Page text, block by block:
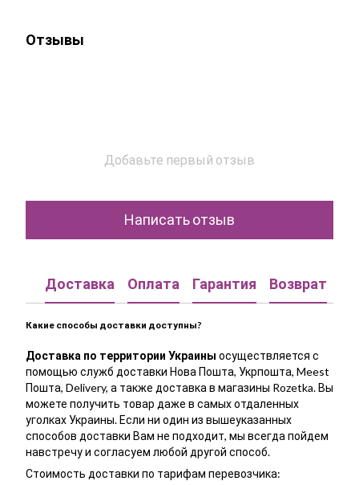
Отзывы
Добавьте первый отзыв
Написать отзыв
Доставка Оплата Гарантия Возврат
Какие способы доставки доступны?
Доставка по территории Украины осуществляется с
помощью служб доставки Нова Пошта, Укрпошта, Meest
Пошта, Delivery, а также доставка в магазины Rozetka. Вы
можете получить товар даже в самых отдаленных
уголках Украины. Если ни один из вышеуказанных
способов доставки Вам не подходит, мы всегда пойдем
навстречу и согласуем любой другой способ.
Стоимость доставки по тарифам перевозчика: